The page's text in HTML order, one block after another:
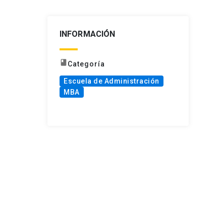
INFORMACIÓN
bookCategoría
Escuela de Administración
MBA